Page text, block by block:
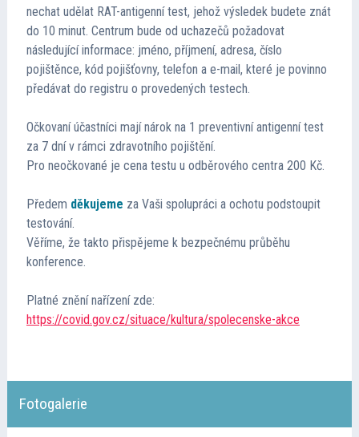
nechat udělat RAT-antigenní test, jehož výsledek budete znát
do 10 minut. Centrum bude od uchazečů požadovat
následující informace: jméno, příjmení, adresa, číslo
pojištěnce, kód pojišťovny, telefon a e-mail, které je povinno
předávat do registru o provedených testech.
Očkovaní účastníci mají nárok na 1 preventivní antigenní test
za 7 dní v rámci zdravotního pojištění.
Pro neočkované je cena testu u odběrového centra 200 Kč.
Předem děkujeme za Vaši spolupráci a ochotu podstoupit
testování.
Věříme, že takto přispějeme k bezpečnému průběhu
konference.
Platné znění nařízení zde:
https://covid.gov.cz/situace/kultura/spolecenske-akce
Fotogalerie